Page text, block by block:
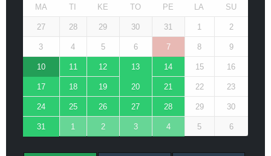
MA TI KE TO PE LA SU
27 28 29 30 31 1 2
3 4 5 6 7 8 9
10 11 12 13 14 15 16
17 18 19 20 21 22 23
24 25 26 27 28 29 30
31 1 2 3 4 5 6